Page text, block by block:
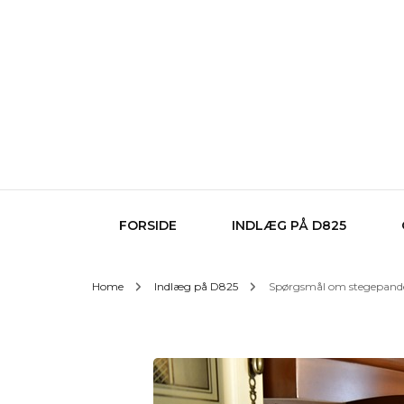
FORSIDE INDLÆG PÅ D825
Home Indlæg på D825 Spørgsmål om